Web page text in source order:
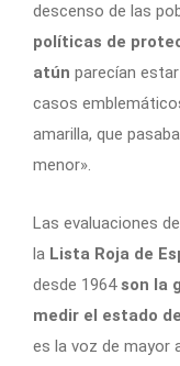
descenso de las
políticas de
atún parecían
casos
amarilla, que
menor».
Las evaluaciones
la Lista Roja de
desde 1964son la
medir el estado
es la voz de mayor